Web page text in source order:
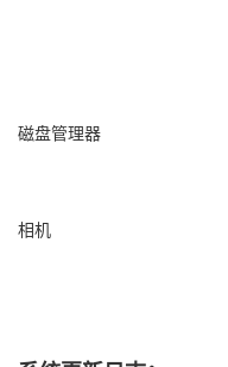
磁盘管理器
相机